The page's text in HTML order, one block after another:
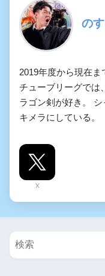
の
2019年度から現在
チューブリーグでは
ラゴン剣が好き。
キメラにしている。
X